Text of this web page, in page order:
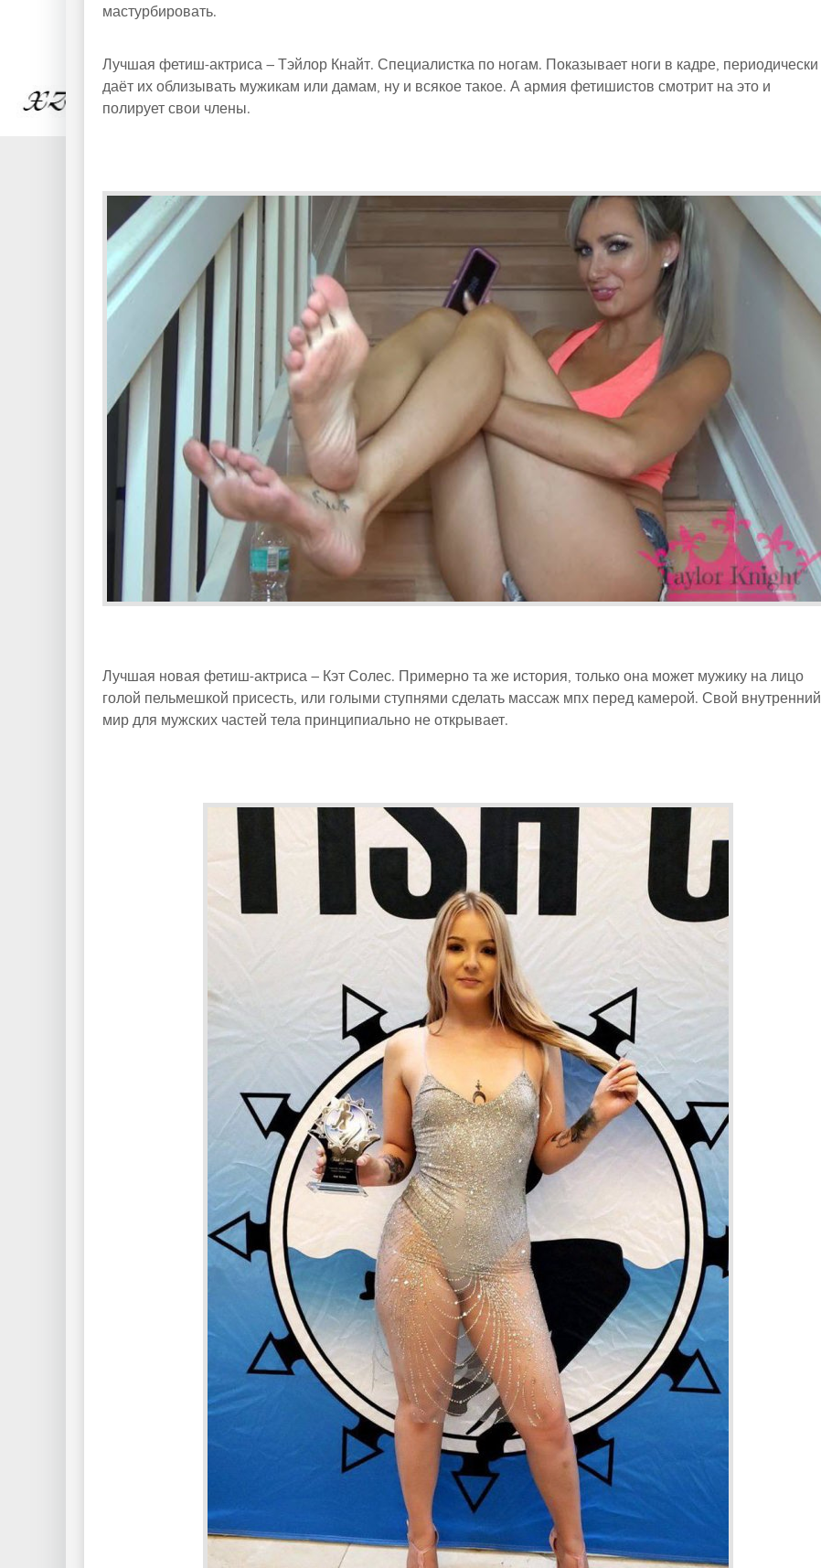
мастурбировать.
Лучшая фетиш-актриса – Тэйлор Кнайт. Специалистка по ногам. Показывает ноги в кадре, периодически
даёт их облизывать мужикам или дамам, ну и всякое такое. А армия фетишистов смотрит на это и
полирует свои члены.
Лучшая новая фетиш-актриса – Кэт Солес. Примерно та же история, только она может мужику на лицо
голой пельмешкой присесть, или голыми ступнями сделать массаж мпх перед камерой. Свой внутренний
мир для мужских частей тела принципиально не открывает.